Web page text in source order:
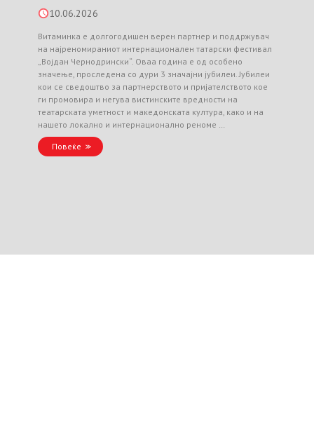
10.06.2026
Витаминка е долгогодишен верен партнер и поддржувач
на најреномираниот интернационален татарски фестивал
„Војдан Чернодрински“. Оваа година е од особено
значење, проследена со дури 3 значајни јубилеи. Јубилеи
кои се сведоштво за партнерството и пријателството кое
ги промовира и негува вистинските вредности на
театарската уметност и македонската култура, како и на
нашето локално и интернационално реноме …
Повеќе